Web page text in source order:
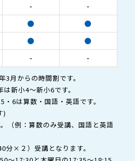
-
-
●
●
●
●
- -
月からの時間割です。
新小4～新小6です。
6は算数・国語・英語です。
)
（例：算数のみ受講、国語と英語
分×２）受講となります。